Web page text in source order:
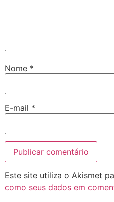
Nome *
E-mail *
Este site utiliza o Akismet
como seus dados em